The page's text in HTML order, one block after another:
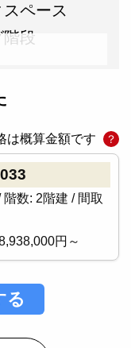
ペース
階段
広々リビング
キ・テラス
は概算金額です ？
階数: 2階建 / 間取
円～
る